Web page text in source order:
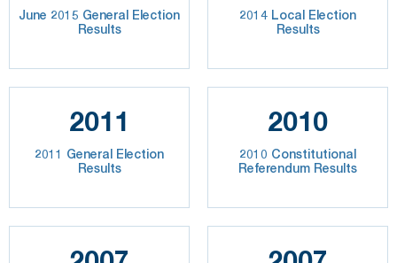
June 2015 General Election
Results
2014 Local Election
Results
2011
2011 General Election
Results
2010
2010 Constitutional
Referendum Results